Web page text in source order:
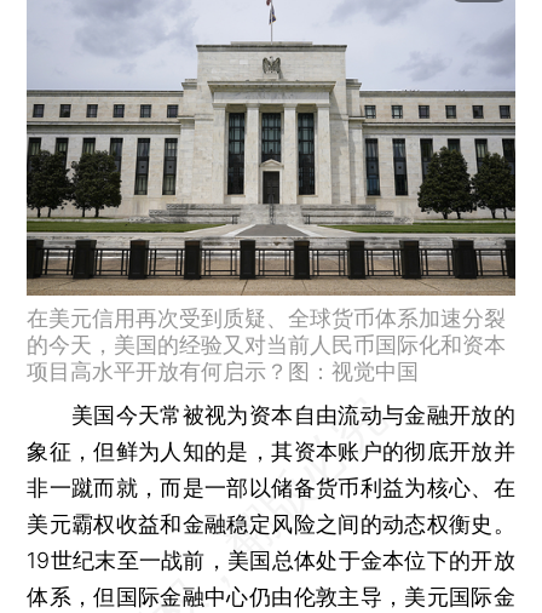
在美元信用再次受到质疑、全球货币体系加速分裂
的今天，美国的经验又对当前人民币国际化和资本
项目高水平开放有何启示？图：视觉中国
美国今天常被视为资本自由流动与金融开放的
象征，但鲜为人知的是，其资本账户的彻底开放并
非一蹴而就，而是一部以储备货币利益为核心、在
美元霸权收益和金融稳定风险之间的动态权衡史。
19世纪末至一战前，美国总体处于金本位下的开放
体系，但国际金融中心仍由伦敦主导，美元国际金